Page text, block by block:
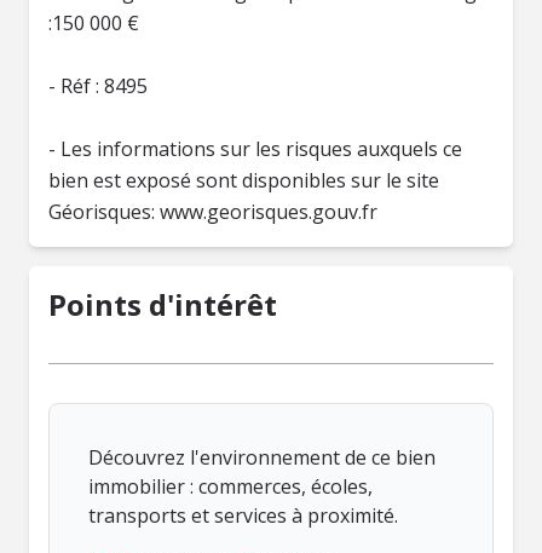
:150 000 €
- Réf : 8495
- Les informations sur les risques auxquels ce
bien est exposé sont disponibles sur le site
Géorisques: www.georisques.gouv.fr
Points d'intérêt
Découvrez l'environnement de ce bien
immobilier : commerces, écoles,
transports et services à proximité.